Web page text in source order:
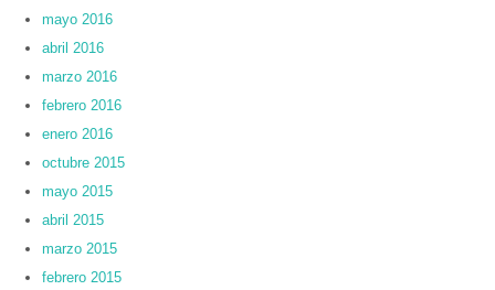
mayo 2016
abril 2016
marzo 2016
febrero 2016
enero 2016
octubre 2015
mayo 2015
abril 2015
marzo 2015
febrero 2015